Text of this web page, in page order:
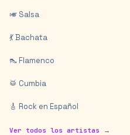
🎺 Salsa
💃 Bachata
👠 Flamenco
🥁 Cumbia
🎸 Rock en Español
Ver todos los artistas →